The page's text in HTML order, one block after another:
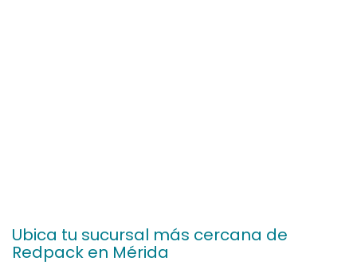
Ubica tu sucursal más cercana de
Redpack en Mérida